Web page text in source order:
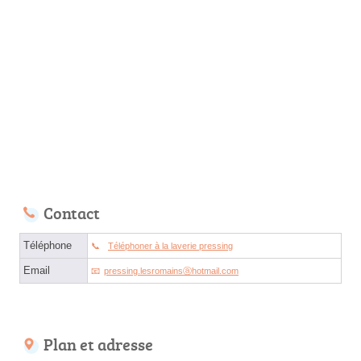
Contact
Téléphone Téléphoner à la laverie pressing
Email pressing.lesromainsⓐhotmail.com
Plan et adresse